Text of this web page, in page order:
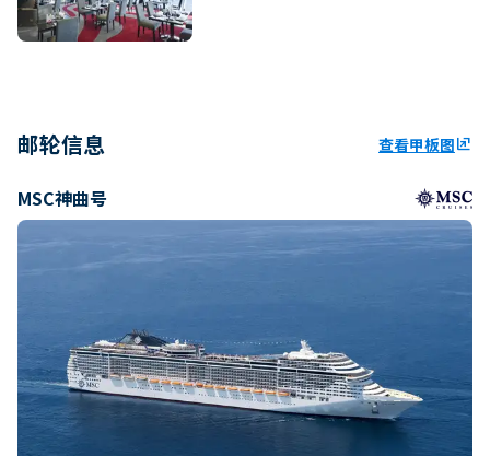
邮轮信息 查看甲板图ungroup
MSC神曲号